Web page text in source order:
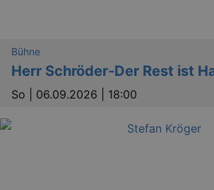
Bühne
Herr Schröder-Der Rest ist
So | 06.09.2026 | 18:00